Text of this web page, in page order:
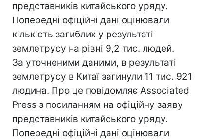
представників китайського уряду.
Попередні офіційні дані оцінювали
кількість загиблих у результаті
землетрусу на рівні 9,2 тис. людей.
За уточненими даними, в результаті
землетрусу в Китаї загинули 11 тис. 921
людина. Про це повідомляє Associated
Press з посиланням на офіційну заяву
представників китайського уряду.
Попередні офіційні дані оцінювали